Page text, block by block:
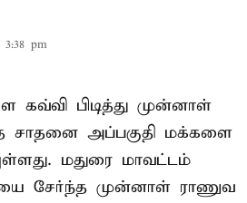
3:38 pm
கவ்வி பிடித்து முன்னாள்
சாதனை அப்பகுதி மக்களை
மதுரை மாவட்டம்
சேர்ந்த முன்னாள் ராணுவ